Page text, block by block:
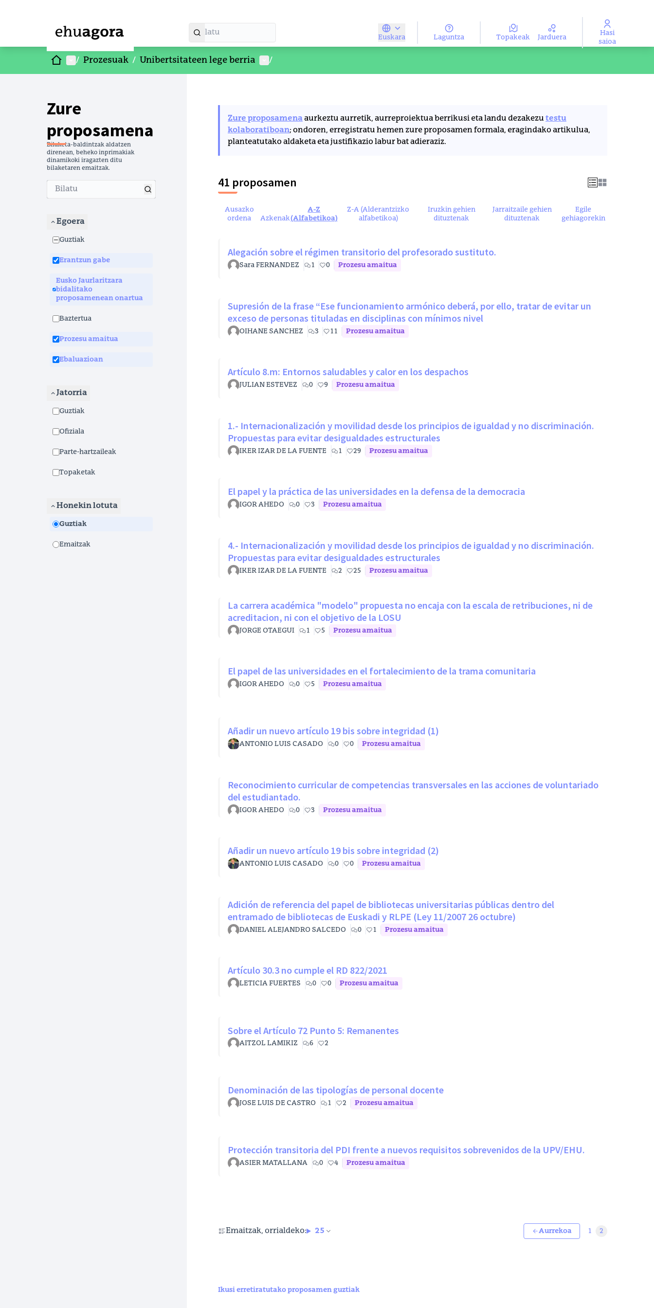
Euskara
Elegir el idiomaAukeratu hizkuntza
Laguntza Topakeak Jarduera
Hasi
saioa
Hasiera
Menu nagusia
/ Prozesuak / Unibertsitateen lege berria Parte-hartzailearen menua
/
Zure
proposamena
Bilaketa-baldintzak aldatzen
direnean, beheko inprimakiak
dinamikoki iragazten ditu
bilaketaren emaitzak.
Egoera
Guztiak
Erantzun gabe
Eusko Jaurlaritzara
bidalitako
proposamenean onartua
Baztertua
Prozesu amaitua
Ebaluazioan
Jatorria
Guztiak
Ofiziala
Parte-hartzaileak
Topaketak
Honekin lotuta
Guztiak
Emaitzak
Zure proposamenaaurkeztu aurretik, aurreproiektua berrikusi eta landu dezakezu testu
kolaboratiboan; ondoren, erregistratu hemen zure proposamen formala, eragindako artikulua,
planteatutako aldaketa eta justifikazio labur bat adieraziz.
41 proposamen
Ausazko
ordena
Azkenak
A-Z
(Alfabetikoa)
Z-A (Alderantzizko
alfabetikoa)
Iruzkin gehien
dituztenak
Jarraitzaile gehien
dituztenak
Egile
gehiagorekin
Alegación sobre el régimen transitorio del profesorado sustituto.
Sara FERNANDEZ 1 0 Prozesu amaitua
Supresión de la frase “Ese funcionamiento armónico deberá, por ello, tratar de evitar un
exceso de personas tituladas en disciplinas con mínimos nivel
OIHANE SANCHEZ 3 11 Prozesu amaitua
Artículo 8.m: Entornos saludables y calor en los despachos
JULIAN ESTEVEZ 0 9 Prozesu amaitua
1.- Internacionalización y movilidad desde los principios de igualdad y no discriminación.
Propuestas para evitar desigualdades estructurales
IKER IZAR DE LA FUENTE 1 29 Prozesu amaitua
El papel y la práctica de las universidades en la defensa de la democracia
IGOR AHEDO 0 3 Prozesu amaitua
4.- Internacionalización y movilidad desde los principios de igualdad y no discriminación.
Propuestas para evitar desigualdades estructurales
IKER IZAR DE LA FUENTE 2 25 Prozesu amaitua
La carrera académica "modelo" propuesta no encaja con la escala de retribuciones, ni de
acreditacion, ni con el objetivo de la LOSU
JORGE OTAEGUI 1 5 Prozesu amaitua
El papel de las universidades en el fortalecimiento de la trama comunitaria
IGOR AHEDO 0 5 Prozesu amaitua
Añadir un nuevo artículo 19 bis sobre integridad (1)
ANTONIO LUIS CASADO 0 0 Prozesu amaitua
Reconocimiento curricular de competencias transversales en las acciones de voluntariado
del estudiantado.
IGOR AHEDO 0 3 Prozesu amaitua
Añadir un nuevo artículo 19 bis sobre integridad (2)
ANTONIO LUIS CASADO 0 0 Prozesu amaitua
Adición de referencia del papel de bibliotecas universitarias públicas dentro del
entramado de bibliotecas de Euskadi y RLPE (Ley 11/2007 26 octubre)
DANIEL ALEJANDRO SALCEDO 0 1 Prozesu amaitua
Artículo 30.3 no cumple el RD 822/2021
LETICIA FUERTES 0 0 Prozesu amaitua
Sobre el Artículo 72 Punto 5: Remanentes
AITZOL LAMIKIZ 6 2
Denominación de las tipologías de personal docente
JOSE LUIS DE CASTRO 1 2 Prozesu amaitua
Protección transitoria del PDI frente a nuevos requisitos sobrevenidos de la UPV/EHU.
ASIER MATALLANA 0 4 Prozesu amaitua
Emaitzak, orrialdeko: 25 Aurrekoa 1 2
Ikusi erretiratutako proposamen guztiak